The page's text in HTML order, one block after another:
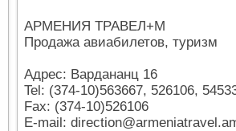
АРМЕНИЯ ТРАВЕЛ+М
Продажа авиабилетов, туризм
Адрес: Вардананц 16
Tel: (374-10)563667, 526106,
Fax: (374-10)526106
E-mail: